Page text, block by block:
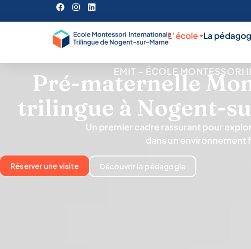
L’école La
EMIT – ÉCOLE MONTESSORI
Pré-maternelle
trilingue à Nogent-
Un premier cadre rassurant pour
dans un environnement
Réserver une visite Découvrir la pédagogie